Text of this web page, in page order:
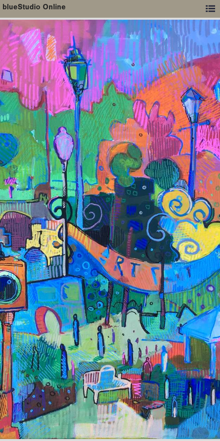
blueStudio Online